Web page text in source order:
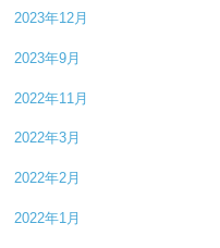
2023年12月
2023年9月
2022年11月
2022年3月
2022年2月
2022年1月